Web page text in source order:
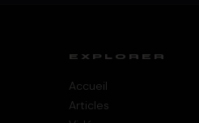
EXPLORER
Accueil
Articles